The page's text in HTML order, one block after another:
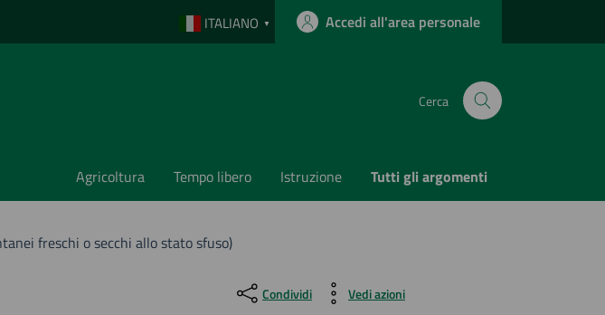
ITALIANO ▼ Accedi all'area personale
Cerca
Agricoltura Tempo libero Istruzione Tutti gli argomenti
freschi o secchi allo stato sfuso)
Condividi Vedi azioni